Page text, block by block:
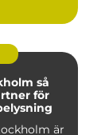
så
för
är